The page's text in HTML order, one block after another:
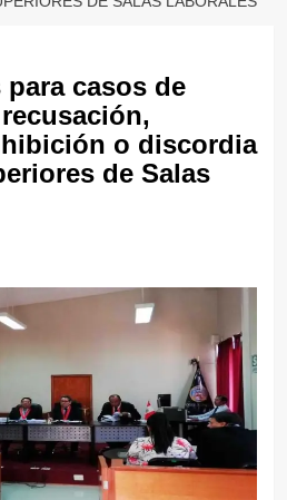
casos de
o discordia
de Salas